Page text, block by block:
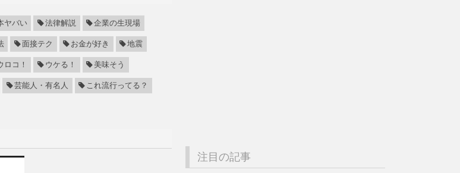
ヤバい 法律解説 企業の生現場
面接テク お金が好き 地震
ロコ！ ウケる！ 美味そう
芸能人・有名人 これ流行ってる？
注目の記事